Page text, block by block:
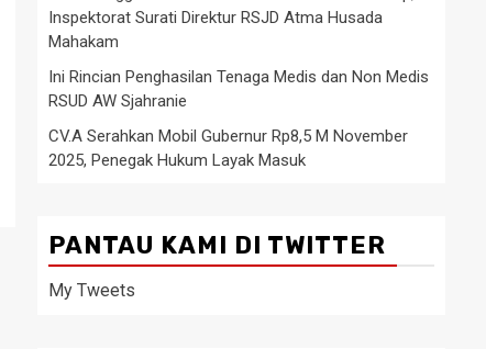
Inspektorat Surati Direktur RSJD Atma Husada
Mahakam
Ini Rincian Penghasilan Tenaga Medis dan Non Medis
RSUD AW Sjahranie
CV.A Serahkan Mobil Gubernur Rp8,5 M November
2025, Penegak Hukum Layak Masuk
PANTAU KAMI DI TWITTER
My Tweets